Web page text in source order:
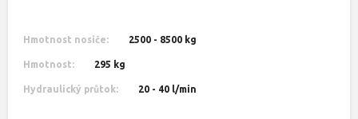
Hmotnost nosiče: 2500 - 8500 kg
Hmotnost: 295 kg
Hydraulický průtok: 20 - 40 l/min